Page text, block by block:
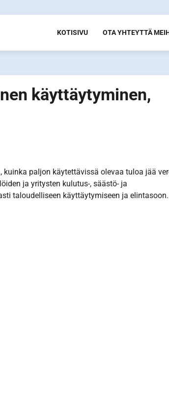
KOTISIVU OTA YHTEYTTÄ
käyttäytyminen,
paljon käytettävissä olevaa tuloa jää
ja yritysten kulutus-, säästö- ja
taloudelliseen käyttäytymiseen ja elintasoon.